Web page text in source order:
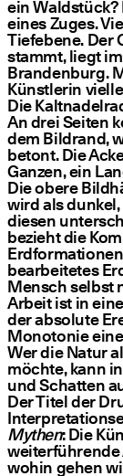
ein Waldstück?
eines Zuges.
Tiefebene. Der
stammt, liegt
Brandenburg.
Künstlerin
Die
An drei Seiten
dem Bildrand,
betont. Die
Ganzen, ein
Die obere
wird als
diesen
bezieht die
bearbeitetes
Mensch selbst
Arbeit ist in
der absolute
Monotonie
Wer die Natur
möchte, kann
und Schatten
Der Titel der
Mythen: Die
weiterführende
wohin gehen